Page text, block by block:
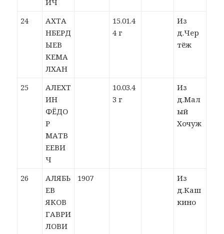
ИЧ
24
АХТА
НБЕРД
ЫЕВ
КЕМА
ЛХАН
15.01.4
4 г
Из
д.Чер
тёж
25
АЛЕХТ
ИН
ФЁДО
Р
МАТВ
ЕЕВИ
Ч
10.03.4
3 г
Из
д.Мал
ый
Хочуж
26
АЛЯБЬ
ЕВ
ЯКОВ
ГАВРИ
ЛОВИ
1907
Из
д.Каш
кино